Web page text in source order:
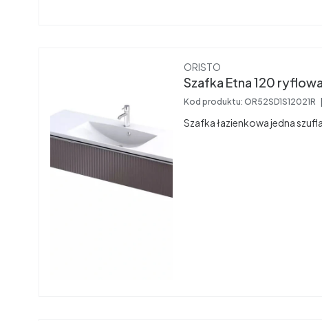
Producent
ORISTO
Kod produktu: OR52SD1S12021R
Szafka łazienkowa jedna